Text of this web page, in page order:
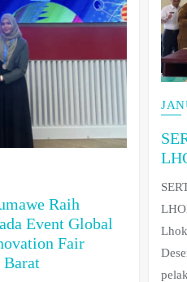
Raih
Event Global
Fair